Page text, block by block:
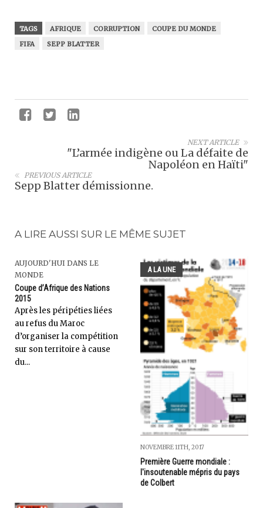
TAGS AFRIQUE CORRUPTION
COUPE DU MONDE
FIFA
SEPP BLATTER
NEXT ARTICLE
"L’armée indigène ou La défaite de
Napoléon en Haïti"
PREVIOUS ARTICLE
Sepp Blatter démissionne.
A LIRE AUSSI SUR LE MÊME SUJET
AUJOURD'HUI DANS LE
MONDE
Coupe d’Afrique des Nations
2015
Après les péripéties liées
au refus du Maroc
d’organiser la compétition
sur son territoire à cause
du...
A LA UNE
NOVEMBRE 11TH, 2017
Première Guerre mondiale :
l'insoutenable mépris du pays
de Colbert